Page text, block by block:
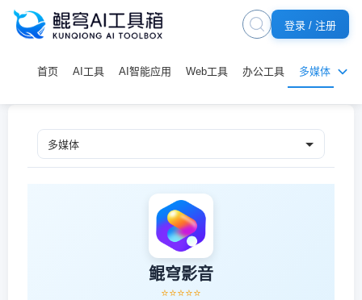
首页 AI工具 AI智能应用 Web工具 办公工具 多媒体
登录 / 注册
鲲穹影音
⭐⭐⭐⭐⭐